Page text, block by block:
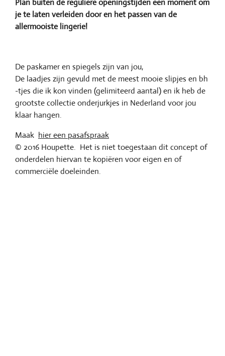
Plan buiten de reguliere openingstijden een moment om
je te laten verleiden door en het passen van de
allermooiste lingerie!
De paskamer en spiegels zijn van jou,
De laadjes zijn gevuld met de meest mooie slipjes en bh
-tjes die ik kon vinden (gelimiteerd aantal) en ik heb de
grootste collectie onderjurkjes in Nederland voor jou
klaar hangen.
Maak hier een pasafspraak
© 2016 Houpette. Het is niet toegestaan dit concept of
onderdelen hiervan te kopiëren voor eigen en of
commerciële doeleinden.